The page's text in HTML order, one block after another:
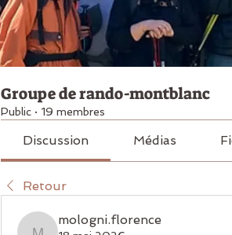
Groupe de rando-montblanc
Public · 19 membres
Discussion Médias
Retour
mologni.florence